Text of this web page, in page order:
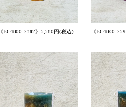
《EC4800-7382》5,280円(税込) 《EC4800-